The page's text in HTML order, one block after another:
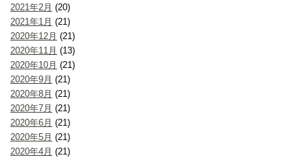
2021年2月 (20)
2021年1月 (21)
2020年12月 (21)
2020年11月 (13)
2020年10月 (21)
2020年9月 (21)
2020年8月 (21)
2020年7月 (21)
2020年6月 (21)
2020年5月 (21)
2020年4月 (21)